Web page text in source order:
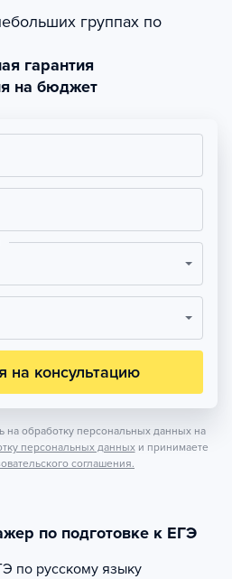
группах по
гарантия
на бюджет
на консультацию
на обработку персональных данных на
персональных данных и принимаете
соглашения.
по подготовке к ЕГЭ
по русскому языку